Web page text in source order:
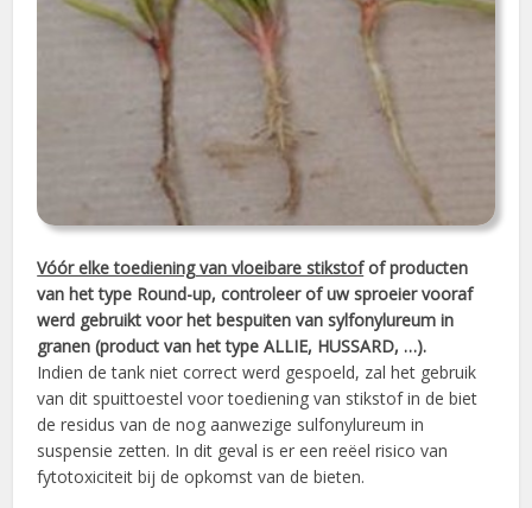
Vóór elke toediening van vloeibare stikstofof producten
van het type Round-up, controleer of uw sproeier vooraf
werd gebruikt voor het bespuiten van sylfonylureum in
granen (product van het type ALLIE, HUSSARD, …).
Indien de tank niet correct werd gespoeld, zal het gebruik
van dit spuittoestel voor toediening van stikstof in de biet
de residus van de nog aanwezige sulfonylureum in
suspensie zetten. In dit geval is er een reëel risico van
fytotoxiciteit bij de opkomst van de bieten.